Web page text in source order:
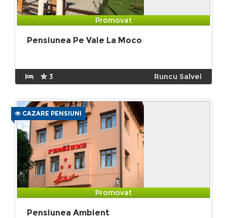
Promovat
Pensiunea Pe Vale La Moco
3 Runcu Salvei
CAZARE PENSIUNI
Promovat
Pensiunea Ambient